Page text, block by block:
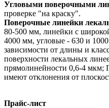
Угловыми поверочными
проверке "на краску".
Поверочные линейки
80-500 мм, линейки с
4000 мм, угловые - 630 и
зависимости от длины и
поверхности лекальных
прямолинейности 0,6-4 мкм;
имеют отклонения от
Прайс-лист